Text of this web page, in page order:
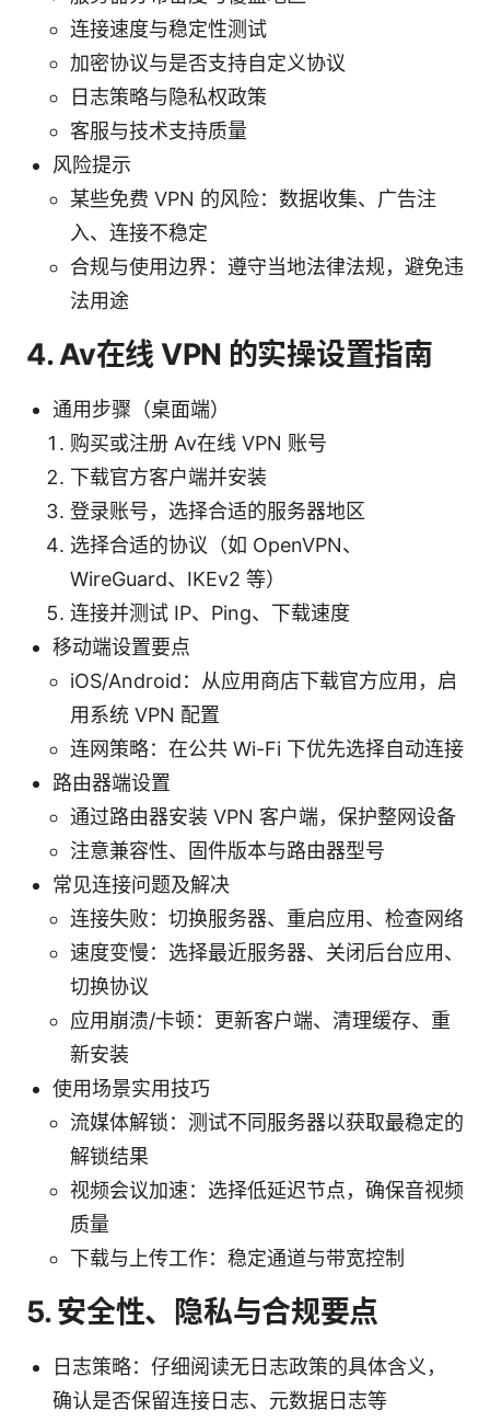
连接速度与稳定性测试
加密协议与是否支持自定义协议
日志策略与隐私权政策
客服与技术支持质量
风险提示
某些免费 VPN 的风险：数据收集、广告注
入、连接不稳定
合规与使用边界：遵守当地法律法规，避免违
法用途
4. Av在线 VPN 的实操设置指南
通用步骤（桌面端）
购买或注册 Av在线 VPN 账号
下载官方客户端并安装
登录账号，选择合适的服务器地区
选择合适的协议（如 OpenVPN、
WireGuard、IKEv2 等）
连接并测试 IP、Ping、下载速度
移动端设置要点
iOS/Android：从应用商店下载官方应用，启
用系统 VPN 配置
连网策略：在公共 Wi-Fi 下优先选择自动连接
路由器端设置
通过路由器安装 VPN 客户端，保护整网设备
注意兼容性、固件版本与路由器型号
常见连接问题及解决
连接失败：切换服务器、重启应用、检查网络
速度变慢：选择最近服务器、关闭后台应用、
切换协议
应用崩溃/卡顿：更新客户端、清理缓存、重
新安装
使用场景实用技巧
流媒体解锁：测试不同服务器以获取最稳定的
解锁结果
视频会议加速：选择低延迟节点，确保音视频
质量
下载与上传工作：稳定通道与带宽控制
5. 安全性、隐私与合规要点
日志策略：仔细阅读无日志政策的具体含义，
确认是否保留连接日志、元数据日志等